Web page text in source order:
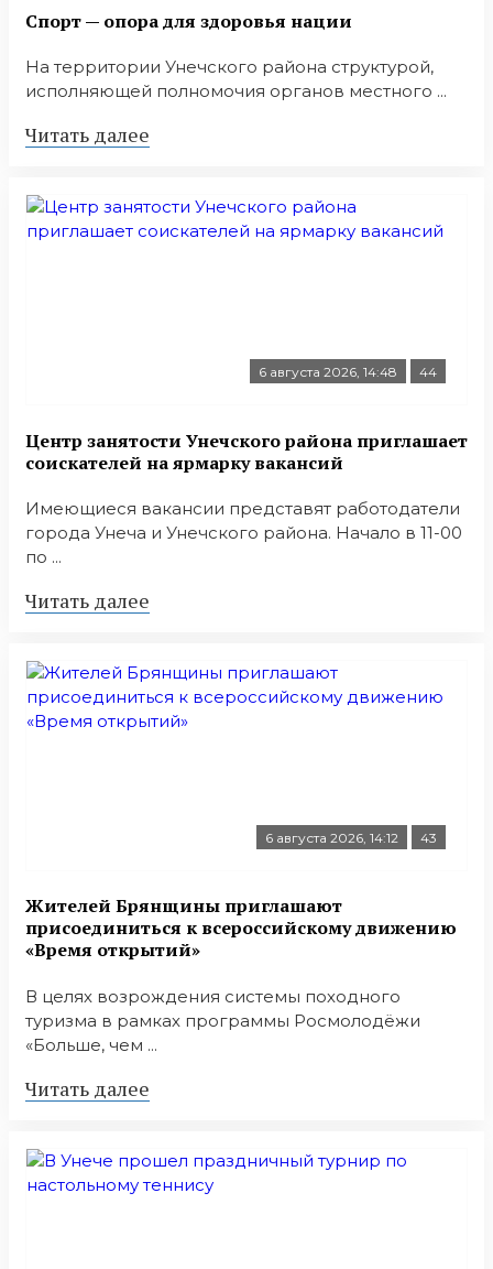
Спорт — опора для здоровья нации
На территории Унечского района структурой,
исполняющей полномочия органов местного ...
Читать далее
6 августа 2026, 14:48 44
Центр занятости Унечского района приглашает
соискателей на ярмарку вакансий
Имеющиеся вакансии представят работодатели
города Унеча и Унечского района. Начало в 11-00
по ...
Читать далее
6 августа 2026, 14:12 43
Жителей Брянщины приглашают
присоединиться к всероссийскому движению
«Время открытий»
В целях возрождения системы походного
туризма в рамках программы Росмолодёжи
«Больше, чем ...
Читать далее